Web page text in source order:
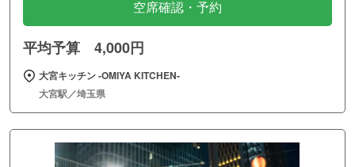
空席確認・予約
平均予算 4,000円
大宮キッチン ‐OMIYA KITCHEN‐
大宮駅／埼玉県